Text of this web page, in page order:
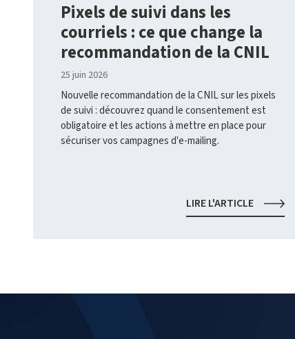
Pixels de suivi dans les
courriels : ce que change la
recommandation de la CNIL
25 juin 2026
Nouvelle recommandation de la CNIL sur les pixels
de suivi : découvrez quand le consentement est
obligatoire et les actions à mettre en place pour
sécuriser vos campagnes d'e-mailing.
LIRE L'ARTICLE
PIXELS
DE